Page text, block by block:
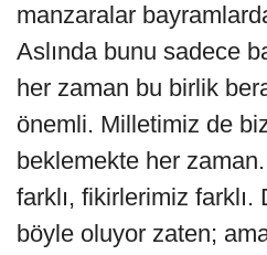
manzaralar
Aslında bunu sadece
her zaman bu birlik
önemli. Milletimiz de
beklemekte her
farklı, fikirlerimiz
böyle oluyor zaten;